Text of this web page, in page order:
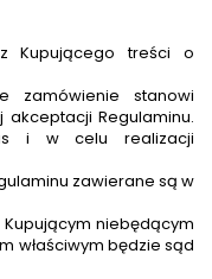
Kupującego treści o
zamówienie stanowi
Regulaminu.
i w celu realizacji
zawierane są w
niebędącym
właściwym będzie sąd